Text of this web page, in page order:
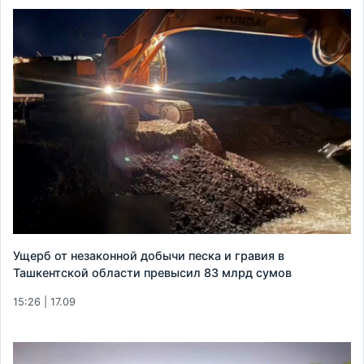
Ущерб от незаконной добычи песка и гравия в
Ташкентской области превысил 83 млрд сумов
15:26 | 17.09